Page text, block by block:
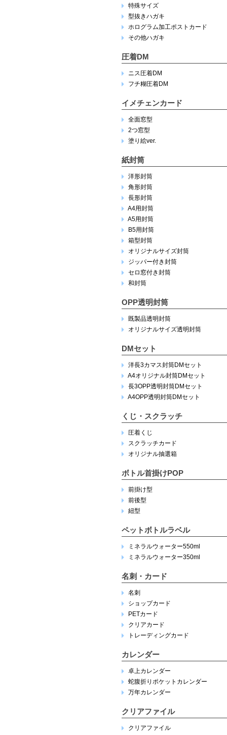
特殊サイズ
型抜きハガキ
ホログラム加工ポストカード
その他ハガキ
圧着DM
ニス圧着DM
フチ糊圧着DM
イメチェンカード
全面窓型
2つ窓型
塗り絵ver.
紙封筒
洋形封筒
角形封筒
長形封筒
A4用封筒
A5用封筒
B5用封筒
箱型封筒
オリジナルサイズ封筒
ジッパー付き封筒
セロ窓付き封筒
和封筒
OPP透明封筒
既製品透明封筒
オリジナルサイズ透明封筒
DMセット
洋長3カマス封筒DMセット
A4オリジナル封筒DMセット
長3OPP透明封筒DMセット
A4OPP透明封筒DMセット
くじ・スクラッチ
圧着くじ
スクラッチカード
オリジナル抽選箱
ボトル首掛けPOP
前掛け型
前後型
紐型
ペットボトルラベル
ミネラルウォーター550ml
ミネラルウォーター350ml
名刺・カード
名刺
ショップカード
PETカード
クリアカード
トレーディングカード
カレンダー
卓上カレンダー
蛇腹折りポケットカレンダー
万年カレンダー
クリアファイル
クリアファイル